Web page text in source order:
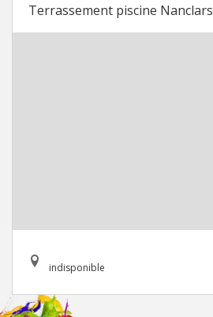
Terrassement piscine Nanclars
indisponible